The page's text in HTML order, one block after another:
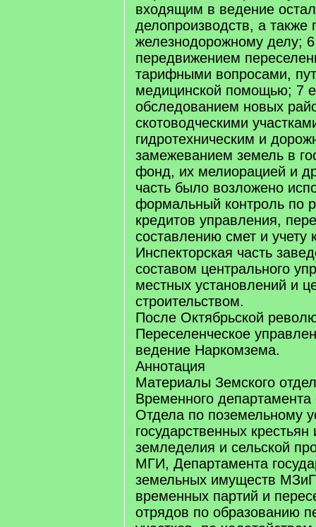
входящим в ведение
делопроизводств, а также
железнодорожному делу;
передвижением
тарифными вопросами,
медицинской помощью; 7
обследованием новых
скотоводческими
гидротехническим и
замежеванием земель в
фонд, их мелиорацией и
часть было возложено
формальный контроль по
кредитов управления,
составлению смет и учету
Инспекторская часть
составом центрального
местных установлений и
строительством.
После Октябрьской
Переселенческое
ведение Наркомзема.
Аннотация
Материалы Земского
Временного
Отдела по поземельному
государственных
земледелия и сельской
МГИ, Департамента
земельных имуществ
временных партий и
отрядов по образованию